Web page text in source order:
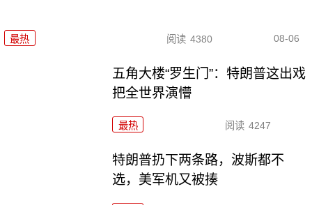
最热 阅读 4380 08-06
五角大楼“罗生门”：特朗普这出戏
把全世界演懵
最热 阅读 4247
特朗普扔下两条路，波斯都不
选，美军机又被揍